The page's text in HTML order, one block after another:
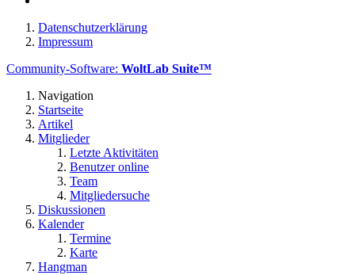
Datenschutzerklärung
Impressum
Community-Software: WoltLab Suite™
Navigation
Startseite
Artikel
Mitglieder
Letzte Aktivitäten
Benutzer online
Team
Mitgliedersuche
Diskussionen
Kalender
Termine
Karte
Hangman